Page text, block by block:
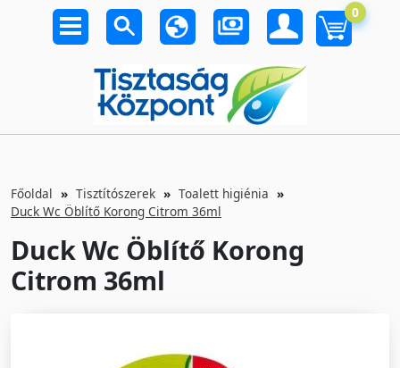
0
Főoldal Tisztítószerek
Toalett higiénia
Duck Wc Öblítő Korong Citrom 36ml
Duck Wc Öblítő Korong
Citrom 36ml